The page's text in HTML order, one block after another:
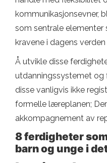
kommunikasjonsevner,
som sentrale
kravene i dagens
Å utvikle disse
utdanningssystemet og
disse vanligvis ikke
formelle læreplanen;
akkompagnement av
8 ferdigheter
barn og unge i